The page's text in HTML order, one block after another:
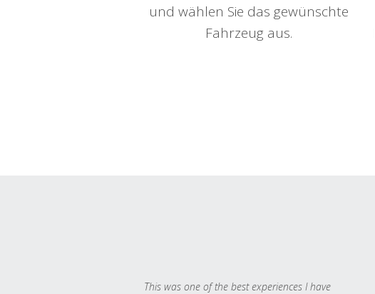
und wählen Sie das gewünschte
Fahrzeug aus.
This was one of the best experiences I have